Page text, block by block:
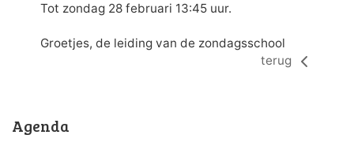
Tot zondag 28 februari 13:45 uur.
Groetjes, de leiding van de zondagsschool
terug
Agenda